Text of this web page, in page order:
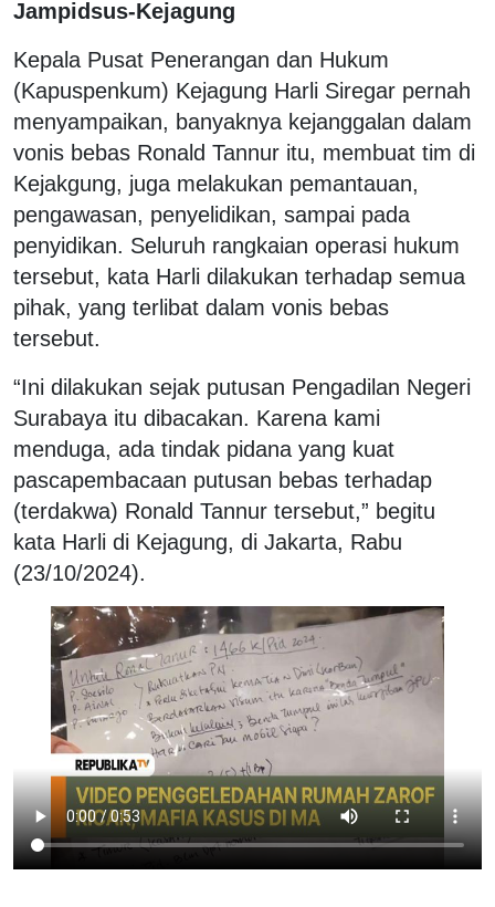
Jampidsus-Kejagung
Kepala Pusat Penerangan dan Hukum
(Kapuspenkum) Kejagung Harli Siregar pernah
menyampaikan, banyaknya kejanggalan dalam
vonis bebas Ronald Tannur itu, membuat tim di
Kejakgung, juga melakukan pemantauan,
pengawasan, penyelidikan, sampai pada
penyidikan. Seluruh rangkaian operasi hukum
tersebut, kata Harli dilakukan terhadap semua
pihak, yang terlibat dalam vonis bebas
tersebut.
“Ini dilakukan sejak putusan Pengadilan Negeri
Surabaya itu dibacakan. Karena kami
menduga, ada tindak pidana yang kuat
pascapembacaan putusan bebas terhadap
(terdakwa) Ronald Tannur tersebut,” begitu
kata Harli di Kejagung, di Jakarta, Rabu
(23/10/2024).